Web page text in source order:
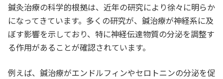
鍼灸治療の科学的根拠は、近年の研究により徐々に明らか
になってきています。多くの研究が、鍼治療が神経系に及
ぼす影響を示しており、特に神経伝達物質の分泌を調整す
る作用があることが確認されています。
例えば、鍼治療がエンドルフィンやセロトニンの分泌を促